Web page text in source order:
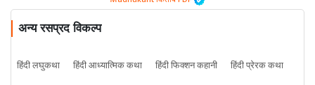
अन्य रसप्रद विकल्प
हिंदी लघुकथा हिंदी आध्यात्मिक कथा हिंदी फिक्शन कहानी
हिंदी प्रेरक कथा